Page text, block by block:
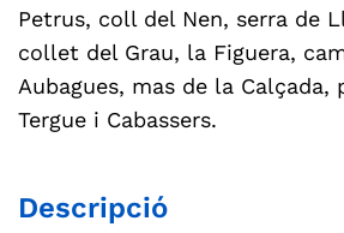
Petrus, coll del Nen, serra de
collet del Grau, la Figuera,
Aubagues, mas de la Calçada,
Tergue i Cabassers.
Descripció